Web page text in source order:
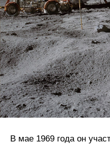
В мае 1969 года он